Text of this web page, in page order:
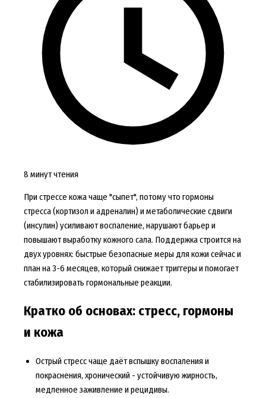
8 минут чтения
При стрессе кожа чаще "сыпет", потому что гормоны
стресса (кортизол и адреналин) и метаболические сдвиги
(инсулин) усиливают воспаление, нарушают барьер и
повышают выработку кожного сала. Поддержка строится на
двух уровнях: быстрые безопасные меры для кожи сейчас и
план на 3-6 месяцев, который снижает триггеры и помогает
стабилизировать гормональные реакции.
Кратко об основах: стресс, гормоны
и кожа
Острый стресс чаще даёт вспышку воспаления и
покраснения, хронический - устойчивую жирность,
медленное заживление и рецидивы.